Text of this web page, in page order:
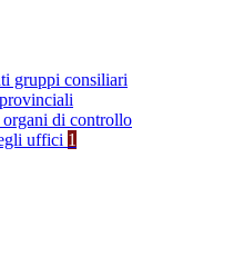
gruppi consiliari
di controllo
uffici 1